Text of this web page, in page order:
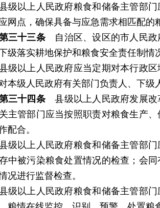
以上人民政府粮食和储备主管部门
网点，确保具备与应急需求相匹配的
三十三条自治区、设区的市人民政
级落实耕地保护和粮食安全责任制情
以上人民政府应当定期对本行政区
本级人民政府有关部门负责人、下
三十四条县级以上人民政府发展改
主管部门应当按照职责对粮食生产
配合。
以上人民政府粮食和储备主管部门
中被污染粮食处置情况的检查；会
况进行监督检查。
以上人民政府粮食和储备主管部门